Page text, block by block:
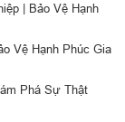
| Bảo Vệ Hạnh
Vệ Hạnh Phúc Gia
Phá Sự Thật